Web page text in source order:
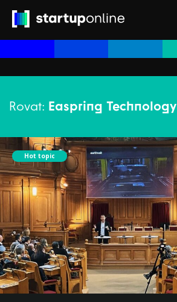
Rovat: Easpring Technology
Hot topic